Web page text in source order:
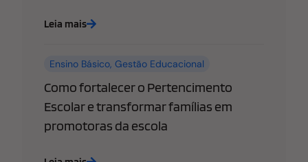
Leia mais
Ensino Básico,Gestão Educacional
Como fortalecer o Pertencimento
Escolar e transformar famílias em
promotoras da escola